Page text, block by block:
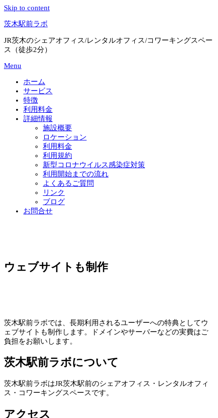
Skip to content
茨木駅前ラボ
JR茨木のシェアオフィス/レンタルオフィス/コワーキングスペー
ス（徒歩2分）
Menu
ホーム
サービス
特徴
利用料金
詳細情報
施設概要
ロケーション
利用料金
利用規約
新型コロナウイルス感染症対策
利用開始までの流れ
よくあるご質問
リンク
ブログ
お問合せ
ウェブサイトも制作
茨木駅前ラボでは、長期利用されるユーザーへの特典としてウ
ェブサイトも制作します。ドメインやサーバーなどの実費はご
負担をお願いします。
茨木駅前ラボについて
茨木駅前ラボはJR茨木駅前のシェアオフィス・レンタルオフィ
ス・コワーキングスペースです。
アクセス